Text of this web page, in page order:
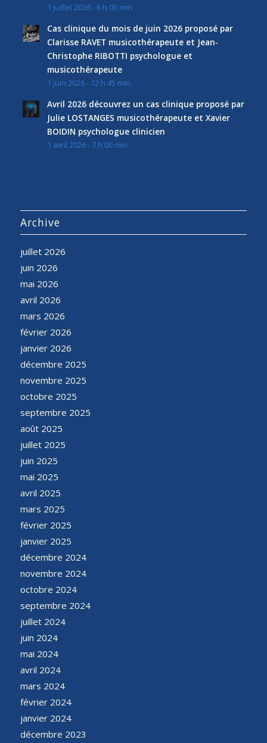
1 juillet 2026 - 6 h 00 min
Cas clinique du mois de juin 2026 proposé par
Clarisse RAVET musicothérapeute et Jean-
Christophe RIBOTTI psychologue et
musicothérapeute
1 juin 2026 - 12 h 45 min
Avril 2026 découvrez un cas clinique proposé par
Julie LOSTANGES musicothérapeute et Xavier
BOIDIN psychologue clinicien
1 avril 2026 - 7 h 00 min
Archive
juillet 2026
juin 2026
mai 2026
avril 2026
mars 2026
février 2026
janvier 2026
décembre 2025
novembre 2025
octobre 2025
septembre 2025
août 2025
juillet 2025
juin 2025
mai 2025
avril 2025
mars 2025
février 2025
janvier 2025
décembre 2024
novembre 2024
octobre 2024
septembre 2024
juillet 2024
juin 2024
mai 2024
avril 2024
mars 2024
février 2024
janvier 2024
décembre 2023